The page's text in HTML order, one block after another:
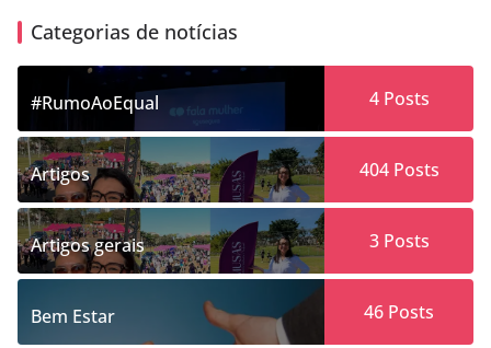
Categorias de notícias
#RumoAoEqual 4Posts
Artigos 404Posts
Artigos gerais 3Posts
Bem Estar 46 Posts